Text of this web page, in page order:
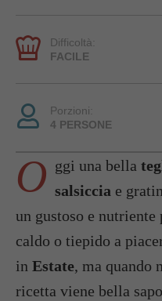
Difficoltà:
FACILE
Porzioni:
4 PERSONE
O ggi una bella
salsiccia e
un gustoso e
caldo o tiepido a
in Estate, ma quando
ricetta viene bella